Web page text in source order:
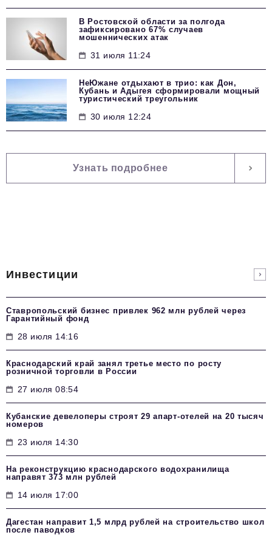
В Ростовской области за полгода
зафиксировано 67% случаев
мошеннических атак
31 июля 11:24
НеЮжане отдыхают в трио: как Дон,
Кубань и Адыгея сформировали мощный
туристический треугольник
30 июля 12:24
Узнать подробнее
Инвестиции
Ставропольский бизнес привлек 962 млн рублей через
Гарантийный фонд
28 июля 14:16
Краснодарский край занял третье место по росту
розничной торговли в России
27 июля 08:54
Кубанские девелоперы строят 29 апарт-отелей на 20 тысяч
номеров
23 июля 14:30
На реконструкцию краснодарского водохранилища
направят 373 млн рублей
14 июля 17:00
Дагестан направит 1,5 млрд рублей на строительство школ
после паводков